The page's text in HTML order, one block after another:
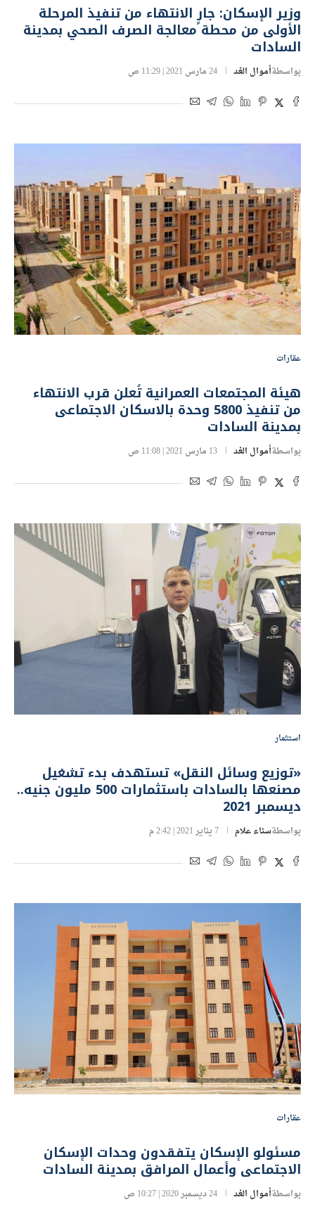
وزير الإسكان: جارٍ الانتهاء من تنفيذ المرحلة
الأولى من محطة معالجة الصرف الصحي بمدينة
السادات
بواسطةأموال الغد 24 مارس 2021 | 11:29 ص
عقارات
هيئة المجتمعات العمرانية تُعلن قرب الانتهاء
من تنفيذ 5800 وحدة بالاسكان الاجتماعى
بمدينة السادات
بواسطةأموال الغد 13 مارس 2021 | 11:08 ص
استثمار
«توزيع وسائل النقل» تستهدف بدء تشغيل
مصنعها بالسادات باستثمارات 500 مليون جنيه..
ديسمبر 2021
بواسطةسناء علام 7 يناير 2021 | 2:42 م
عقارات
مسئولو الإسكان يتفقدون وحدات الإسكان
الاجتماعى وأعمال المرافق بمدينة السادات
بواسطةأموال الغد 24 ديسمبر 2020 | 10:27 ص